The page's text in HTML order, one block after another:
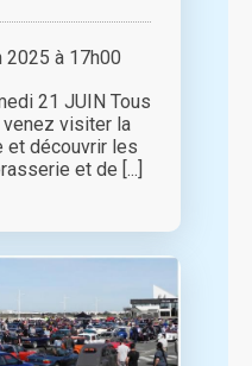
à 17h00
21 JUIN Tous
venez visiter la
et découvrir les
et de [...]